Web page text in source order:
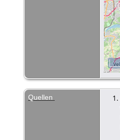
Quellen